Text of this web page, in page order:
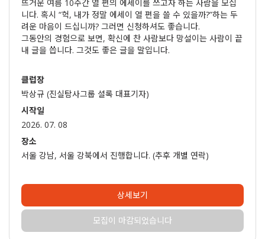
뜨거운 여름 10주간 열 편의 에세이를 쓰고자 하는 사람을 모십
니다. 혹시 “헉, 내가 정말 에세이 열 편을 쓸 수 있을까?”하는 두
려운 마음이 드십니까? 그러면 신청하셔도 좋습니다.
그동안의 경험으로 보면, 확신에 찬 사람보다 망설이는 사람이 끝
내 글을 씁니다. 그것도 좋은 글을 말입니다.
클럽장
박상규 (진실탐사그룹 셜록 대표기자)
시작일
2026. 07. 08
장소
서울 강남, 서울 강북에서 진행합니다. (추후 개별 연락)
상세보기
모집이 마감되었습니다